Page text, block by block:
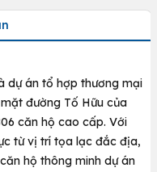
dự án tổ hợp thương mại
đường Tố Hữu của
căn hộ cao cấp. Với
từ vị trí tọa lạc đắc địa,
hộ thông minh dự án